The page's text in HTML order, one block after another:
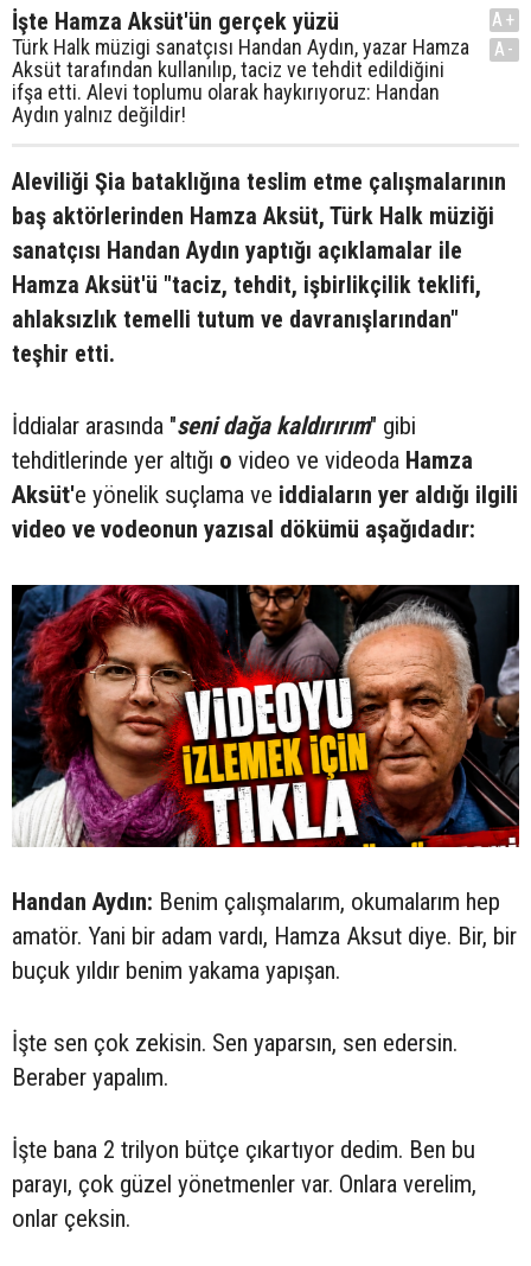
İşte Hamza Aksüt'ün gerçek yüzü
Türk Halk müzigi sanatçısı Handan Aydın, yazar Hamza
Aksüt tarafından kullanılıp, taciz ve tehdit edildiğini
ifşa etti. Alevi toplumu olarak haykırıyoruz: Handan
Aydın yalnız değildir!
A+
A-
Aleviliği Şia bataklığına teslim etme çalışmalarının
baş aktörlerinden Hamza Aksüt, Türk Halk müziği
sanatçısı Handan Aydın yaptığı açıklamalar ile
Hamza Aksüt'ü "taciz, tehdit, işbirlikçilik teklifi,
ahlaksızlık temelli tutum ve davranışlarından"
teşhir etti.
İddialar arasında "seni dağa kaldırırım" gibi
tehditlerinde yer altığı o video ve videoda Hamza
Aksüt'e yönelik suçlama ve iddiaların yer aldığı ilgili
video ve vodeonun yazısal dökümü aşağıdadır:
Handan Aydın: Benim çalışmalarım, okumalarım hep
amatör. Yani bir adam vardı, Hamza Aksut diye. Bir, bir
buçuk yıldır benim yakama yapışan.
İşte sen çok zekisin. Sen yaparsın, sen edersin.
Beraber yapalım.
İşte bana 2 trilyon bütçe çıkartıyor dedim. Ben bu
parayı, çok güzel yönetmenler var. Onlara verelim,
onlar çeksin.